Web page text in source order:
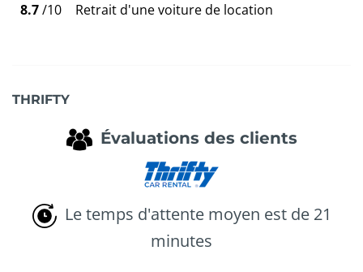
8.7/10 Retrait d'une voiture de location
THRIFTY
Évaluations des clients
Le temps d'attente moyen est de 21
minutes